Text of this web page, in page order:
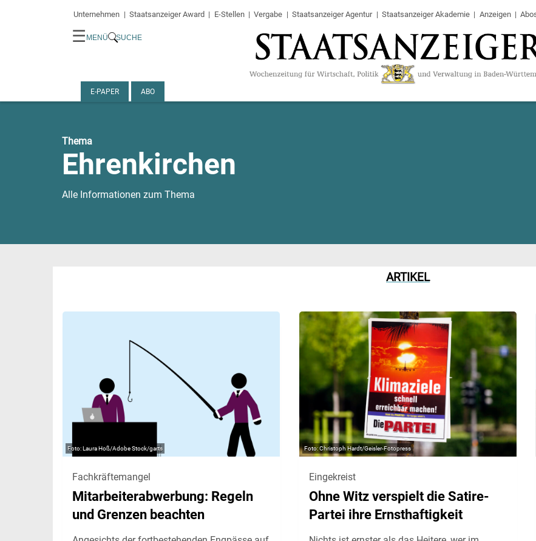
Unternehmen Staatsanzeiger Award E-Stellen Vergabe Staatsanzeiger Agentur Staatsanzeiger Akademie Anzeigen
☰ MENÜ SUCHE
E-PAPER ABO
Thema
Ehrenkirchen
Alle Informationen zum Thema
ARTIKEL
Laura Hoß/Adobe Stock/garts
Fachkräftemangel
Mitarbeiterabwerbung: Regeln
und Grenzen beachten
Christoph Hardt/Geisler-Fotopress
Eingekreist
Ohne Witz verspielt die Satire-
Partei ihre Ernsthaftigkeit